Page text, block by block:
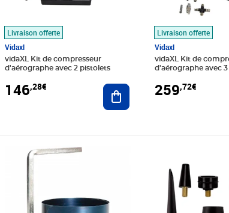
Livraison offerte
Vidaxl
vidaXL Kit de compresseur
d'aérographe avec 2 pistolets
146,28€ Ajouter au panier
Livraison offerte
Vidaxl
vidaXL Kit de
d'aérographe avec
259,72€
Prix 23,24€